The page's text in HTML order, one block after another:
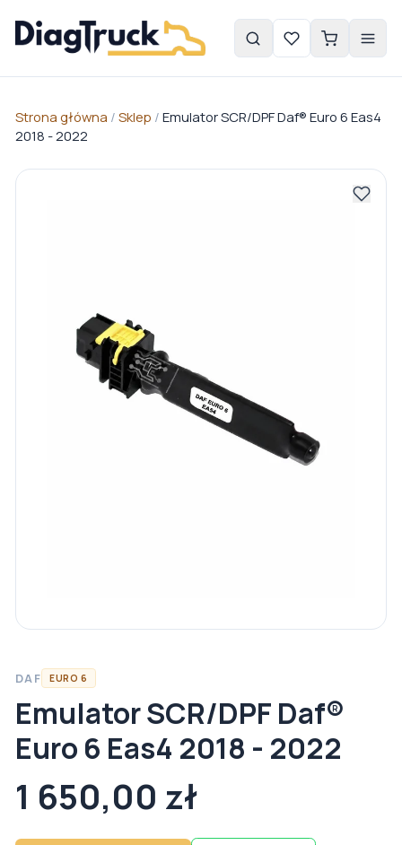
Strona główna / Sklep / Emulator SCR/DPF Daf® Euro 6 Eas4
2018 - 2022
DAF EURO 6
Emulator SCR/DPF Daf®
Euro 6 Eas4 2018 - 2022
1 650,00 zł